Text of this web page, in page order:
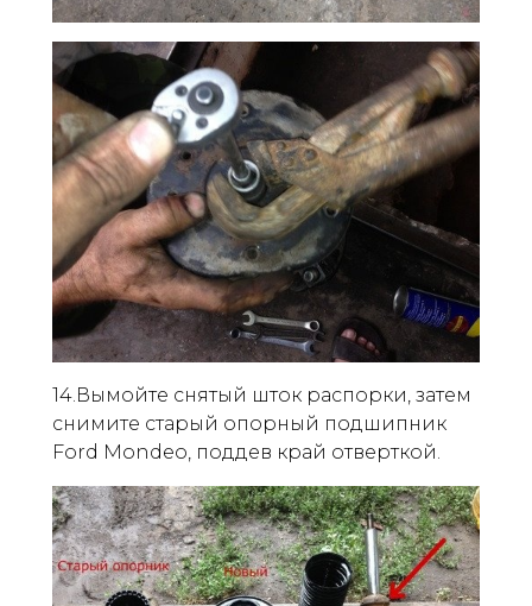
14.Вымойте снятый шток распорки, затем
снимите старый опорный подшипник
Ford Mondeo, поддев край отверткой.